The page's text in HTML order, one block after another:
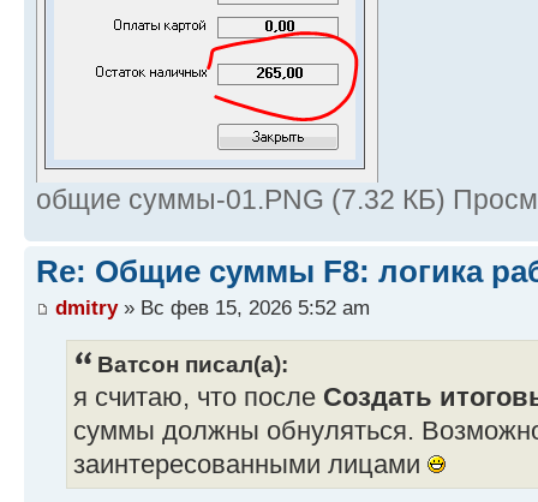
общие суммы-01.PNG (7.32 КБ)
Re: Общие суммы F8: логика
dmitry» Вс фев 15, 2026 5:52 am
Ватсон писал(а):
я считаю, что после Создать
суммы должны обнуляться.
заинтересованными лицами